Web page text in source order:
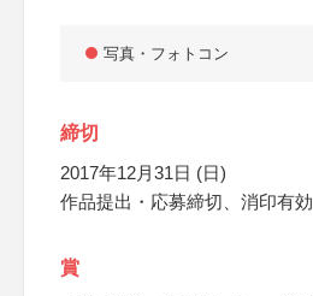
写真・フォトコン
締切
2017年12月31日 (日)
作品提出・応募締切、消印有効
賞